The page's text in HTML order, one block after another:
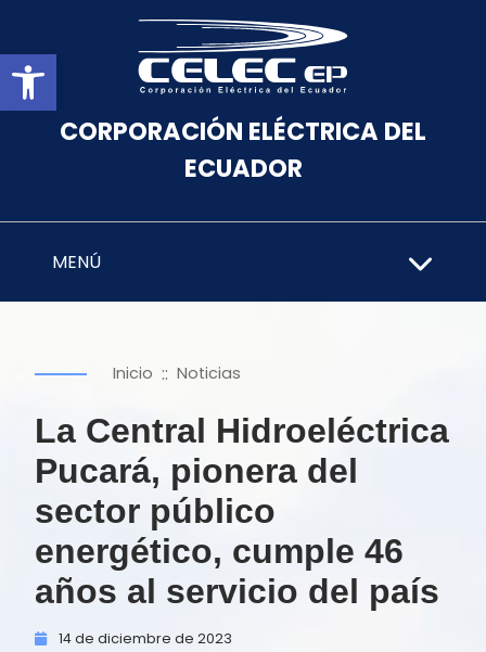
Abrir barra de herramientas
CORPORACIÓN ELÉCTRICA DEL
ECUADOR
MENÚ
Inicio :: Noticias
La Central Hidroeléctrica
Pucará, pionera del
sector público
energético, cumple 46
años al servicio del país
14 de diciembre de 2023